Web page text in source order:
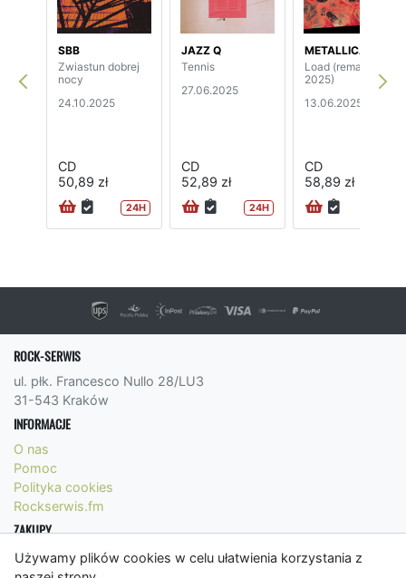
Używamy plików cookies w celu ułatwienia korzystania z
SBB
Zwiastun dobrej
nocy
24.10.2025
CD
50,89 zł
24H
JAZZ Q
Tennis
27.06.2025
CD
52,89 zł
24H
METALLICA
Load (remaster
2025)
13.06.2025
CD
58,89 zł
ROCK-SERWIS
ul. płk. Francesco Nullo 28/LU3
31-543 Kraków
INFORMACJE
O nas
Pomoc
Polityka cookies
Rockserwis.fm
ZAKUPY
Formy płatności
Koszty wysyłki